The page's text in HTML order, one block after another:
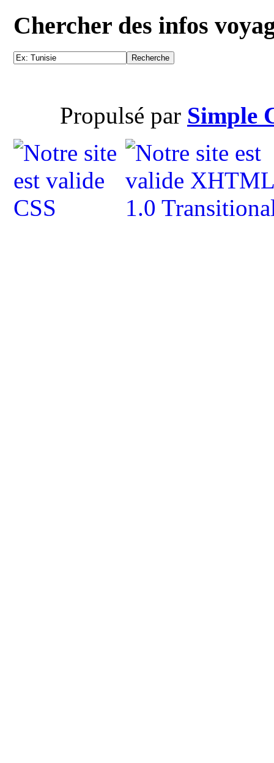
Chercher des infos
Propulsé par Simple